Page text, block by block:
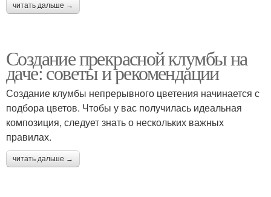
читать дальше →
Создание прекрасной клумбы на
даче: советы и рекомендации
Создание клумбы непрерывного цветения начинается с
подбора цветов. Чтобы у вас получилась идеальная
композиция, следует знать о нескольких важных
правилах.
читать дальше →